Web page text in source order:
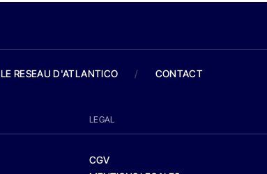
LE RESEAU D'ATLANTICO / CONTACT
LEGAL
CGV